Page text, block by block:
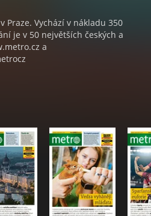
Praze. Vychází v nákladu 350
je v 50 největších českých a
a